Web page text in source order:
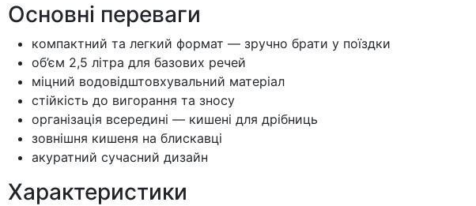
Основні переваги
компактний та легкий формат — зручно брати у поїздки
об’єм 2,5 літра для базових речей
міцний водовідштовхувальний матеріал
стійкість до вигорання та зносу
організація всередині — кишені для дрібниць
зовнішня кишеня на блискавці
акуратний сучасний дизайн
Характеристики